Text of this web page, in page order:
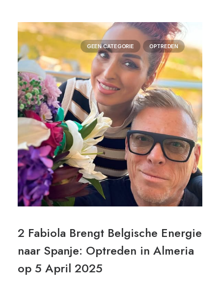
GEEN CATEGORIE OPTREDEN
2 Fabiola Brengt Belgische Energie
naar Spanje: Optreden in Almeria
op 5 April 2025